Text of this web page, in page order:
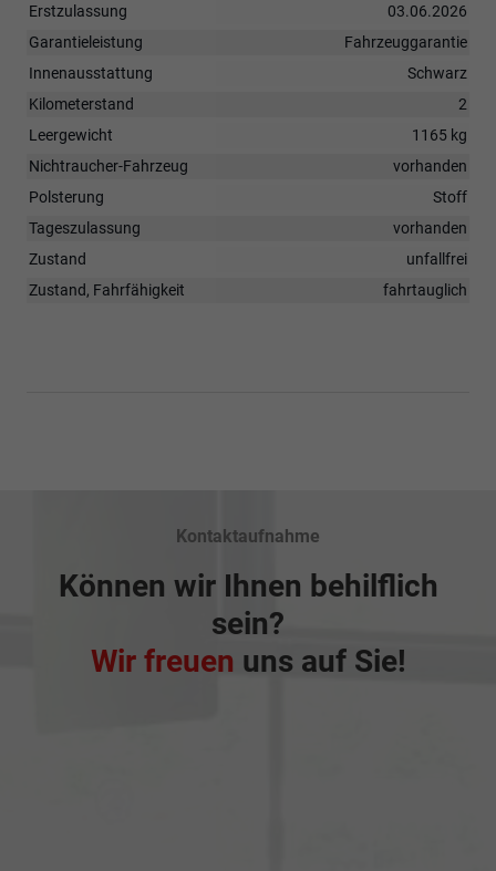
Erstzulassung
03.06.2026
Garantieleistung
Fahrzeuggarantie
Innenausstattung
Schwarz
Kilometerstand
2
Leergewicht
1165 kg
Nichtraucher-Fahrzeug
vorhanden
Polsterung
Stoff
Tageszulassung
vorhanden
Zustand
unfallfrei
Zustand, Fahrfähigkeit
fahrtauglich
Kontaktaufnahme
Können wir Ihnen behilflich
sein?
Wir freuen uns auf Sie!